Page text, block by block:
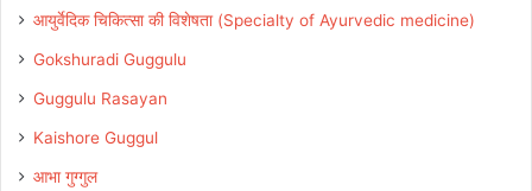
आयुर्वेदिक चिकित्सा की विशेषता (Specialty of Ayurvedic medicine)
Gokshuradi Guggulu
Guggulu Rasayan
Kaishore Guggul
आभा गुग्गुल